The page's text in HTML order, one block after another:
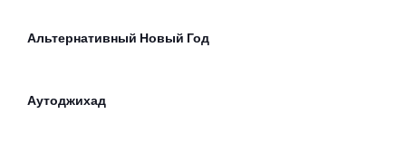
Альтернативный Новый Год
Аутоджихад